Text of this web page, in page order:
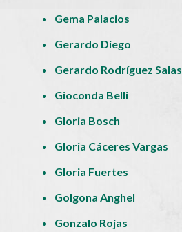
Gema Palacios
Gerardo Diego
Gerardo Rodríguez Salas
Gioconda Belli
Gloria Bosch
Gloria Cáceres Vargas
Gloria Fuertes
Golgona Anghel
Gonzalo Rojas